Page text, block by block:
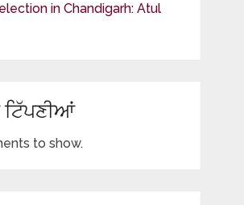
in Chandigarh: Atul
ਟਿੱਪਣੀਆਂ
to show.